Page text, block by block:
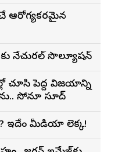
ఆరోగ్యకరమైన
నేచురల్ సొల్యూషన్
చూసి పెద్ద విజయాన్ని
సోనూ సూద్
ఇదేం మీడియా లెక్క!